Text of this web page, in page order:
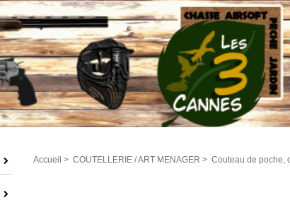
Accueil > COUTELLERIE / ART MENAGER > Couteau de poche,